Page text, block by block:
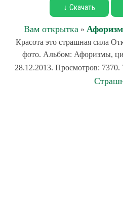
↓ Скачать
Вам открытка »
Красота это страшная сила
фото. Альбом: Афоризмы,
28.12.2013. Просмотров: 7370.